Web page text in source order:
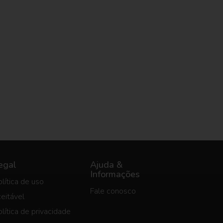
de uso
de privacidade
Ajuda &
Informações
Fale conosco